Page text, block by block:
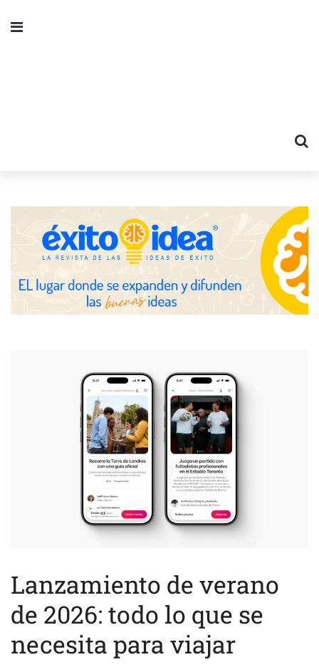
Lanzamiento de verano
de 2026: todo lo que se
necesita para viajar